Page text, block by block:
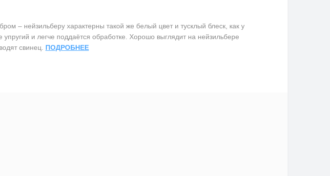
– нейзильберу характерны такой же белый цвет и тусклый блеск, как у
и легче поддаётся обработке. Хорошо выглядит на нейзильбере
свинец. ПОДРОБНЕЕ